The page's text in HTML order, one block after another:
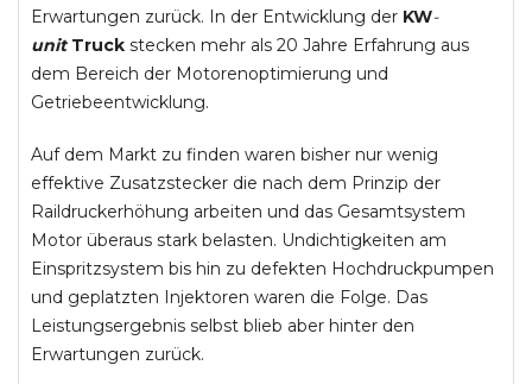
Erwartungen zurück. In der Entwicklung der KW-
unit Truck stecken mehr als 20 Jahre Erfahrung aus
dem Bereich der Motorenoptimierung und
Getriebeentwicklung.
Auf dem Markt zu finden waren bisher nur wenig
effektive Zusatzstecker die nach dem Prinzip der
Raildruckerhöhung arbeiten und das Gesamtsystem
Motor überaus stark belasten. Undichtigkeiten am
Einspritzsystem bis hin zu defekten Hochdruckpumpen
und geplatzten Injektoren waren die Folge. Das
Leistungsergebnis selbst blieb aber hinter den
Erwartungen zurück.